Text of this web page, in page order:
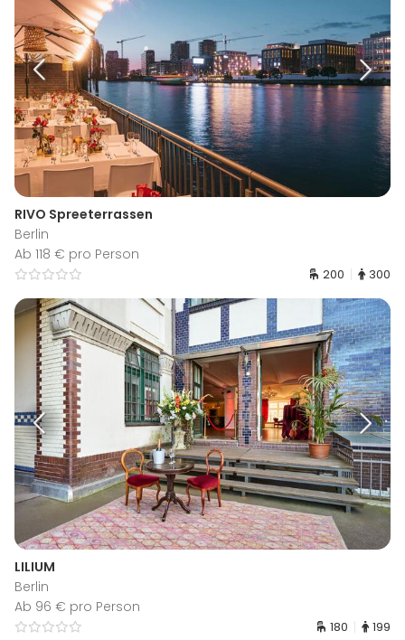
RIVO Spreeterrassen
Berlin
Ab 118 € pro Person
200 300
LILIUM
Berlin
Ab 96 € pro Person
180 199